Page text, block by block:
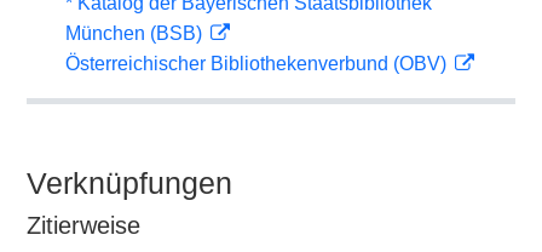
München (BSB)
Österreichischer Bibliothekenverbund (OBV)
Verknüpfungen
Zitierweise